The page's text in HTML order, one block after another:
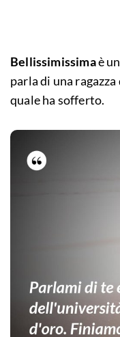
Bellissimissimaè
parla di una
quale ha sofferto.